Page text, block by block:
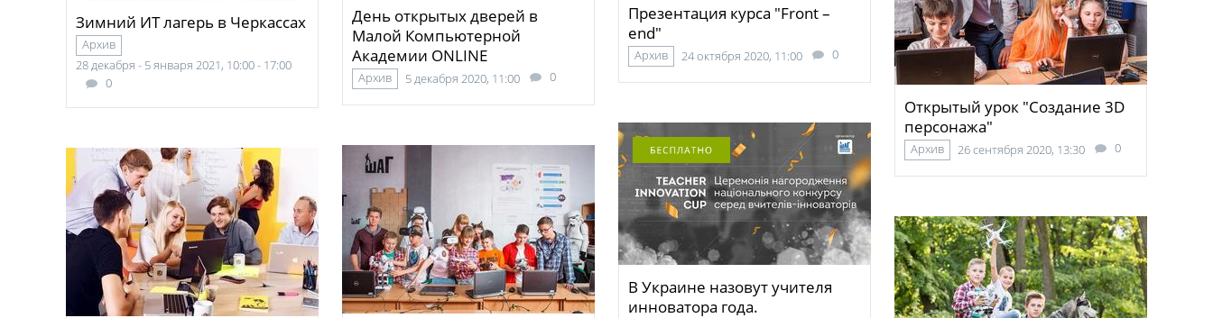
Зимний ИТ лагерь в Черкассах
Архив
28 декабря - 5 января 2021, 10:00 - 17:00
0
День открытых дверей в
Малой Компьютерной
Академии ONLINE
Архив 5 декабря 2020, 11:00 0
Презентация курса "Front –
end"
Архив 24 октября 2020, 11:00 0
Открытый урок "Создание 3D
персонажа"
Архив 26 сентября 2020, 13:30 0
В Украине назовут учителя
инноватора года.